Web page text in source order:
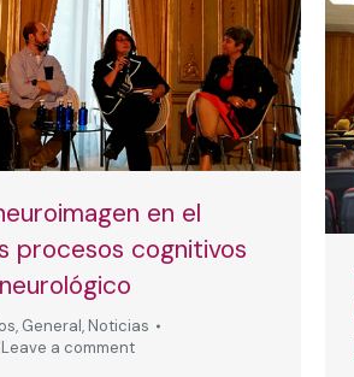
en el
procesos cognitivos
, General, Noticias
Leave a comment